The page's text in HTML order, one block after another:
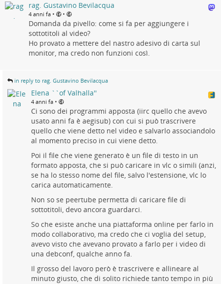
rag. Gustavino Bevilacqua
4 anni fa • •
Domanda da pivello: come si fa per aggiungere i
sottotitoli al video?
Ho provato a mettere del nastro adesivo di carta sul
monitor, ma credo non funzioni così.
in reply to rag. Gustavino Bevilacqua
Elena ``of Valhalla''
4 anni fa •
Ci sono dei programmi apposta (iirc quello che avevo
usato anni fa è aegisub) con cui si può trascrivere
quello che viene detto nel video e salvarlo associandolo
al momento preciso in cui viene detto.
Poi il file che viene generato è un file di testo in un
formato apposta, che si può caricare in vlc o simili (anzi,
se ha lo stesso nome del file, salvo l'estensione, vlc lo
carica automaticamente.
Non so se peertube permetta di caricare file di
sottotitoli, devo ancora guardarci.
So che esiste anche una piattaforma online per farlo in
modo collaborativo, ma credo che ci voglia del setup,
avevo visto che avevano provato a farlo per i video di
una debconf, qualche anno fa.
Il grosso del lavoro però è trascrivere e allineare al
minuto giusto, che di solito richiede tanto tempo in più